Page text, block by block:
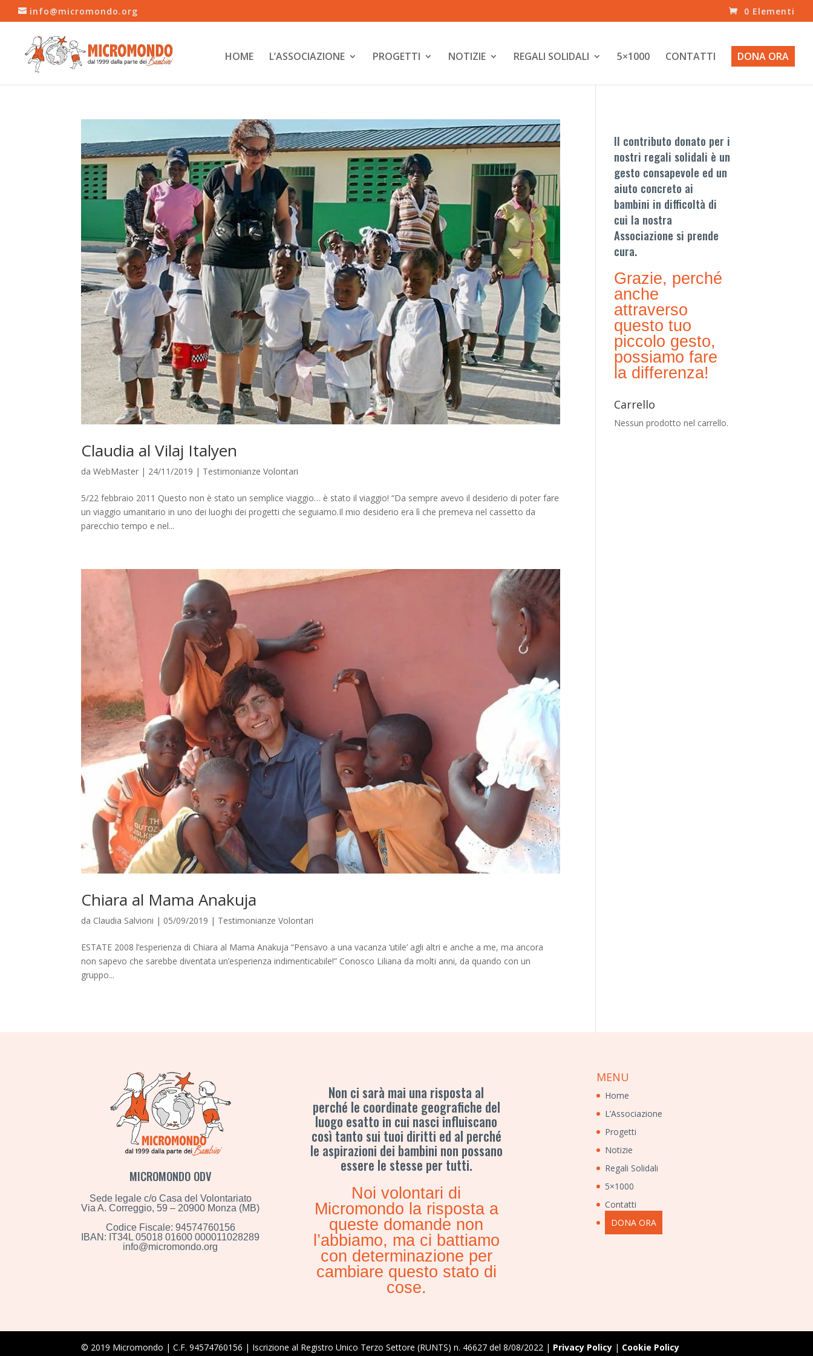
info@micromondo.org 0 Elementi
HOME L’ASSOCIAZIONE PROGETTI NOTIZIE REGALI SOLIDALI 5×1000 CONTATTI DONA ORA
Claudia al Vilaj Italyen
daWebMaster | 24/11/2019 | Testimonianze Volontari
5/22 febbraio 2011 Questo non è stato un semplice viaggio… è stato il viaggio! “Da sempre avevo il desiderio di poter fare
un viaggio umanitario in uno dei luoghi dei progetti che seguiamo.Il mio desiderio era lì che premeva nel cassetto da
parecchio tempo e nel...
Chiara al Mama Anakuja
da Claudia Salvioni | 05/09/2019 | Testimonianze Volontari
ESTATE 2008 l’esperienza di Chiara al Mama Anakuja “Pensavo a una vacanza ‘utile’ agli altri e anche a me, ma ancora
non sapevo che sarebbe diventata un’esperienza indimenticabile!” Conosco Liliana da molti anni, da quando con un
gruppo...
Il contributo donato per i
nostri regali solidali è un
gesto consapevole ed un
aiuto concreto ai
bambini in difficoltà di
cui la nostra
Associazione si prende
cura.
Grazie, perché
anche
attraverso
questo tuo
piccolo gesto,
possiamo fare
la differenza!
Carrello
Nessun prodotto nel carrello.
MICROMONDO ODV
Sede legale c/o Casa del Volontariato
Via A. Correggio, 59 – 20900 Monza (MB)
Codice Fiscale: 94574760156
IBAN: IT34L 05018 01600 000011028289
info@micromondo.org
Non ci sarà mai una risposta al
perché le coordinate geografiche del
luogo esatto in cui nasci influiscano
così tanto sui tuoi diritti ed al perché
le aspirazioni dei bambini non possano
essere le stesse per tutti.
Noi volontari di
Micromondo la risposta a
queste domande non
l’abbiamo, ma ci battiamo
con determinazione per
cambiare questo stato di
cose.
MENU
Home
L’Associazione
Progetti
Notizie
Regali Solidali
5×1000
Contatti
DONA ORA
© 2019 Micromondo | C.F. 94574760156 | Iscrizione al Registro Unico Terzo Settore (RUNTS) n. 46627 del 8/08/2022 | Privacy Policy | Cookie Policy